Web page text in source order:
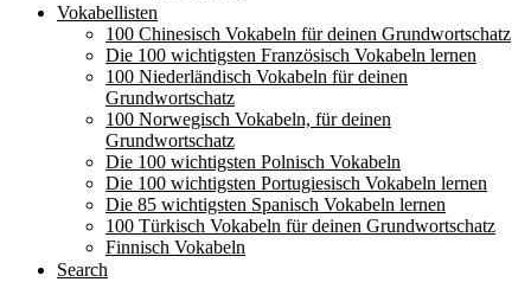
Vokabellisten
100 Chinesisch Vokabeln für deinen Grundwortschatz
Die 100 wichtigsten Französisch Vokabeln lernen
100 Niederländisch Vokabeln für deinen
Grundwortschatz
100 Norwegisch Vokabeln, für deinen
Grundwortschatz
Die 100 wichtigsten Polnisch Vokabeln
Die 100 wichtigsten Portugiesisch Vokabeln lernen
Die 85 wichtigsten Spanisch Vokabeln lernen
100 Türkisch Vokabeln für deinen Grundwortschatz
Finnisch Vokabeln
Search